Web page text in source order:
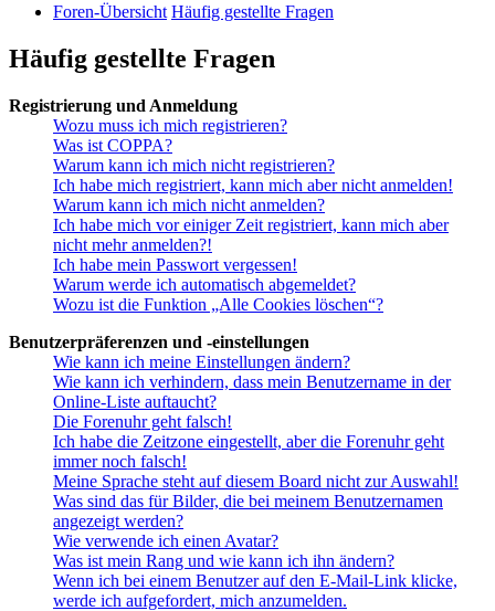
Foren-Übersicht Häufig gestellte Fragen
Häufig gestellte Fragen
Registrierung und Anmeldung
Wozu muss ich mich registrieren?
Was ist COPPA?
Warum kann ich mich nicht registrieren?
Ich habe mich registriert, kann mich aber nicht anmelden!
Warum kann ich mich nicht anmelden?
Ich habe mich vor einiger Zeit registriert, kann mich aber
nicht mehr anmelden?!
Ich habe mein Passwort vergessen!
Warum werde ich automatisch abgemeldet?
Wozu ist die Funktion „Alle Cookies löschen“?
Benutzerpräferenzen und -einstellungen
Wie kann ich meine Einstellungen ändern?
Wie kann ich verhindern, dass mein Benutzername in der
Online-Liste auftaucht?
Die Forenuhr geht falsch!
Ich habe die Zeitzone eingestellt, aber die Forenuhr geht
immer noch falsch!
Meine Sprache steht auf diesem Board nicht zur Auswahl!
Was sind das für Bilder, die bei meinem Benutzernamen
angezeigt werden?
Wie verwende ich einen Avatar?
Was ist mein Rang und wie kann ich ihn ändern?
Wenn ich bei einem Benutzer auf den E-Mail-Link klicke,
werde ich aufgefordert, mich anzumelden.